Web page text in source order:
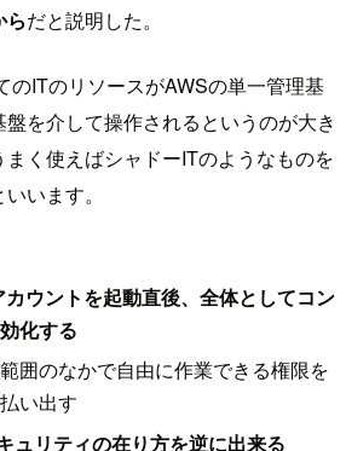
らだと説明した。
のITのリソースがAWSの単一管理基
を介して操作されるというのが大き
く使えばシャドーITのようなものを
います。
ウントを起動直後、全体としてコン
化する
囲のなかで自由に作業できる権限を
い出す
ュリティの在り方を逆に出来る